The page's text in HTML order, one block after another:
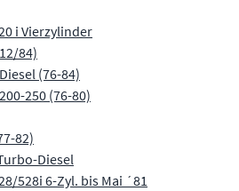
i Vierzylinder
84)
(76-84)
250 (76-80)
82)
Diesel
528i 6-Zyl. bis Mai ´81